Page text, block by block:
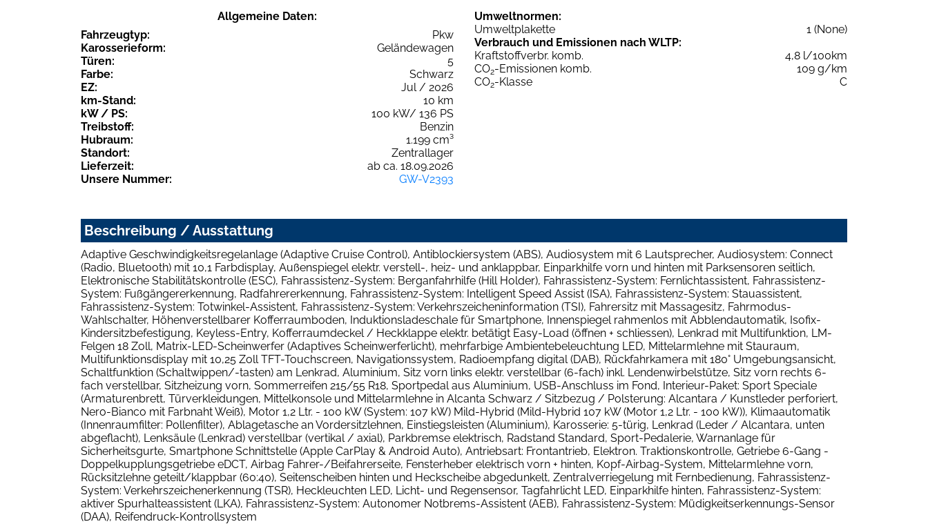
Allgemeine Daten:
Fahrzeugtyp:
Pkw
Karosserieform:
Geländewagen
Türen:
5
Farbe:
Schwarz
EZ:
Jul / 2026
km-Stand:
10 km
kW / PS:
100 kW/ 136 PS
Treibstoff:
Benzin
Hubraum:
1.199 cm³
Standort:
Zentrallager
Lieferzeit:
ab ca. 18.09.2026
Unsere Nummer:
GW-V2393
Umweltnormen:
Umweltplakette
1 (None)
Verbrauch und Emissionen nach WLTP:
Kraftstoffverbr. komb.
4,8 l/100km
CO2-Emissionen komb.
109 g/km
CO2-Klasse C
Beschreibung / Ausstattung
Adaptive Geschwindigkeitsregelanlage (Adaptive Cruise Control), Antiblockiersystem (ABS), Audiosystem mit 6 Lautsprecher, Audiosystem: Connect
(Radio, Bluetooth) mit 10,1 Farbdisplay, Außenspiegel elektr. verstell-, heiz- und anklappbar, Einparkhilfe vorn und hinten mit Parksensoren seitlich,
Elektronische Stabilitätskontrolle (ESC), Fahrassistenz-System: Berganfahrhilfe (Hill Holder), Fahrassistenz-System: Fernlichtassistent, Fahrassistenz-
System: Fußgängererkennung, Radfahrererkennung, Fahrassistenz-System: Intelligent Speed Assist (ISA), Fahrassistenz-System: Stauassistent,
Fahrassistenz-System: Totwinkel-Assistent, Fahrassistenz-System: Verkehrszeicheninformation (TSI), Fahrersitz mit Massagesitz, Fahrmodus-
Wahlschalter, Höhenverstellbarer Kofferraumboden, Induktionsladeschale für Smartphone, Innenspiegel rahmenlos mit Abblendautomatik, Isofix-
Kindersitzbefestigung, Keyless-Entry, Kofferraumdeckel / Heckklappe elektr. betätigt Easy-Load (öffnen + schliessen), Lenkrad mit Multifunktion, LM-
Felgen 18 Zoll, Matrix-LED-Scheinwerfer (Adaptives Scheinwerferlicht), mehrfarbige Ambientebeleuchtung LED, Mittelarmlehne mit Stauraum,
Multifunktionsdisplay mit 10,25 Zoll TFT-Touchscreen, Navigationssystem, Radioempfang digital (DAB), Rückfahrkamera mit 180° Umgebungsansicht,
Schaltfunktion (Schaltwippen/-tasten) am Lenkrad, Aluminium, Sitz vorn links elektr. verstellbar (6-fach) inkl. Lendenwirbelstütze, Sitz vorn rechts 6-
fach verstellbar, Sitzheizung vorn, Sommerreifen 215/55 R18, Sportpedal aus Aluminium, USB-Anschluss im Fond, Interieur-Paket: Sport Speciale
(Armaturenbrett, Türverkleidungen, Mittelkonsole und Mittelarmlehne in Alcanta Schwarz / Sitzbezug / Polsterung: Alcantara / Kunstleder perforiert,
Nero-Bianco mit Farbnaht Weiß), Motor 1,2 Ltr. - 100 kW (System: 107 kW) Mild-Hybrid (Mild-Hybrid 107 kW (Motor 1,2 Ltr. - 100 kW)), Klimaautomatik
(Innenraumfilter: Pollenfilter), Ablagetasche an Vordersitzlehnen, Einstiegsleisten (Aluminium), Karosserie: 5-türig, Lenkrad (Leder / Alcantara, unten
abgeflacht), Lenksäule (Lenkrad) verstellbar (vertikal / axial), Parkbremse elektrisch, Radstand Standard, Sport-Pedalerie, Warnanlage für
Sicherheitsgurte, Smartphone Schnittstelle (Apple CarPlay & Android Auto), Antriebsart: Frontantrieb, Elektron. Traktionskontrolle, Getriebe 6-Gang -
Doppelkupplungsgetriebe eDCT, Airbag Fahrer-/Beifahrerseite, Fensterheber elektrisch vorn + hinten, Kopf-Airbag-System, Mittelarmlehne vorn,
Rücksitzlehne geteilt/klappbar (60:40), Seitenscheiben hinten und Heckscheibe abgedunkelt, Zentralverriegelung mit Fernbedienung, Fahrassistenz-
System: Verkehrszeichenerkennung (TSR), Heckleuchten LED, Licht- und Regensensor, Tagfahrlicht LED, Einparkhilfe hinten, Fahrassistenz-System:
aktiver Spurhalteassistent (LKA), Fahrassistenz-System: Autonomer Notbrems-Assistent (AEB), Fahrassistenz-System: Müdigkeitserkennungs-Sensor
(DAA), Reifendruck-Kontrollsystem